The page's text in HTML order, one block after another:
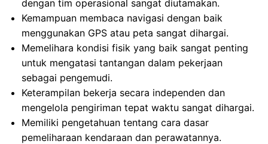
dengan tim operasional sangat diutamakan.
Kemampuan membaca navigasi dengan baik
menggunakan GPS atau peta sangat dihargai.
Memelihara kondisi fisik yang baik sangat penting
untuk mengatasi tantangan dalam pekerjaan
sebagai pengemudi.
Keterampilan bekerja secara independen dan
mengelola pengiriman tepat waktu sangat dihargai.
Memiliki pengetahuan tentang cara dasar
pemeliharaan kendaraan dan perawatannya.